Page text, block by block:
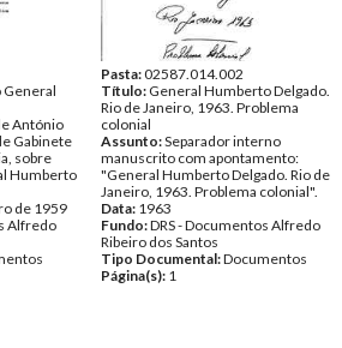
General
António
Gabinete
sobre
Humberto
de 1959
Alfredo
Pasta:02587.014.002
Título: General Humberto Delgado.
Rio de Janeiro, 1963. Problema
colonial
Assunto:Separador interno
manuscrito com apontamento:
"General Humberto Delgado. Rio de
Janeiro, 1963. Problema colonial".
Data: 1963
Fundo:DRS - Documentos Alfredo
Ribeiro dos Santos
Tipo Documental:Documentos
Página(s): 1